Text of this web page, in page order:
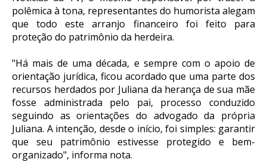
polêmica à tona, representantes do humorista alegam
que todo este arranjo financeiro foi feito para
proteção do patrimônio da herdeira.
"Há mais de uma década, e sempre com o apoio de
orientação jurídica, ficou acordado que uma parte dos
recursos herdados por Juliana da herança de sua mãe
fosse administrada pelo pai, processo conduzido
seguindo as orientações do advogado da própria
Juliana. A intenção, desde o início, foi simples: garantir
que seu patrimônio estivesse protegido e bem-
organizado", informa nota.